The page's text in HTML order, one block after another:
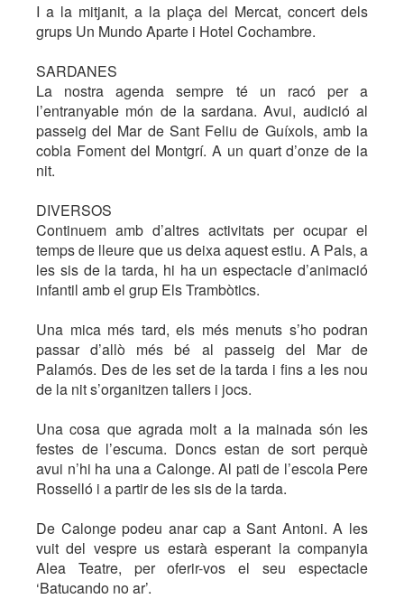
I a la mitjanit, a la plaça del Mercat, concert dels
grups Un Mundo Aparte i Hotel Cochambre.
SARDANES
La nostra agenda sempre té un racó per a
l’entranyable món de la sardana. Avui, audició al
passeig del Mar de Sant Feliu de Guíxols, amb la
cobla Foment del Montgrí. A un quart d’onze de la
nit.
DIVERSOS
Continuem amb d’altres activitats per ocupar el
temps de lleure que us deixa aquest estiu. A Pals, a
les sis de la tarda, hi ha un espectacle d’animació
infantil amb el grup Els Trambòtics.
Una mica més tard, els més menuts s’ho podran
passar d’allò més bé al passeig del Mar de
Palamós. Des de les set de la tarda i fins a les nou
de la nit s’organitzen tallers i jocs.
Una cosa que agrada molt a la mainada són les
festes de l’escuma. Doncs estan de sort perquè
avui n’hi ha una a Calonge. Al pati de l’escola Pere
Rosselló i a partir de les sis de la tarda.
De Calonge podeu anar cap a Sant Antoni. A les
vuit del vespre us estarà esperant la companyia
Alea Teatre, per oferir-vos el seu espectacle
‘Batucando no ar’.